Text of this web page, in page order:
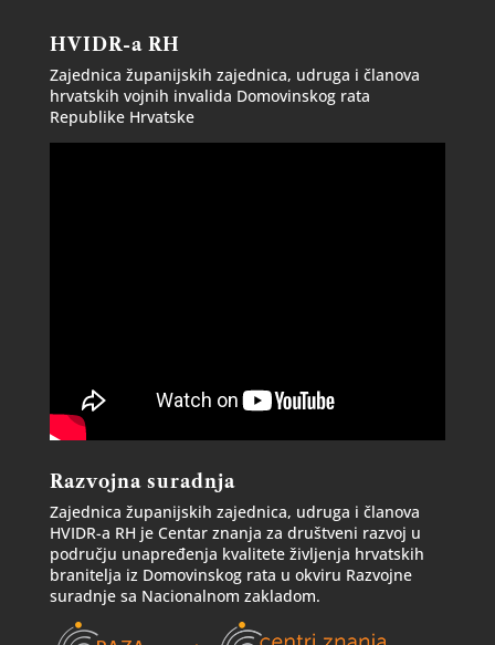
HVIDR-a RH
Zajednica županijskih zajednica, udruga i članova
hrvatskih vojnih invalida Domovinskog rata
Republike Hrvatske
Razvojna suradnja
Zajednica županijskih zajednica, udruga i članova
HVIDR-a RH je Centar znanja za društveni razvoj u
području unapređenja kvalitete življenja hrvatskih
branitelja iz Domovinskog rata u okviru Razvojne
suradnje sa Nacionalnom zakladom.